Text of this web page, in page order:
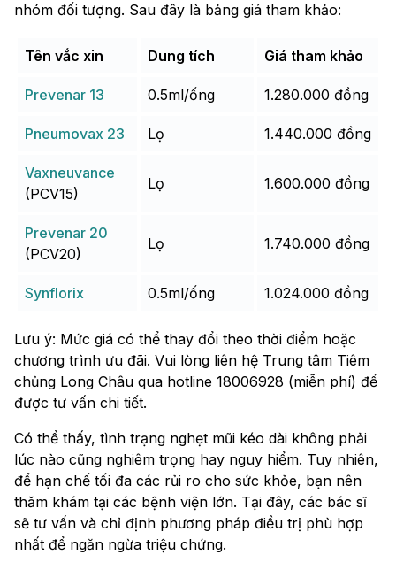
nhóm đối tượng. Sau đây là bảng giá tham khảo:
Tên vắc xin Dung tích Giá tham khảo
Prevenar 13 0.5ml/ống 1.280.000 đồng
Pneumovax 23 Lọ 1.440.000 đồng
Vaxneuvance
(PCV15)
Lọ 1.600.000 đồng
Prevenar 20
(PCV20)
Lọ 1.740.000 đồng
Synflorix 0.5ml/ống 1.024.000 đồng
Lưu ý: Mức giá có thể thay đổi theo thời điểm hoặc
chương trình ưu đãi. Vui lòng liên hệ Trung tâm Tiêm
chủng Long Châu qua hotline 18006928 (miễn phí) để
được tư vấn chi tiết.
Có thể thấy, tình trạng nghẹt mũi kéo dài không phải
lúc nào cũng nghiêm trọng hay nguy hiểm. Tuy nhiên,
để hạn chế tối đa các rủi ro cho sức khỏe, bạn nên
thăm khám tại các bệnh viện lớn. Tại đây, các bác sĩ
sẽ tư vấn và chỉ định phương pháp điều trị phù hợp
nhất để ngăn ngừa triệu chứng.